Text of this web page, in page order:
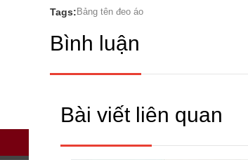
Tags: Bảng tên đeo áo
Bình luận
Bài viết liên quan